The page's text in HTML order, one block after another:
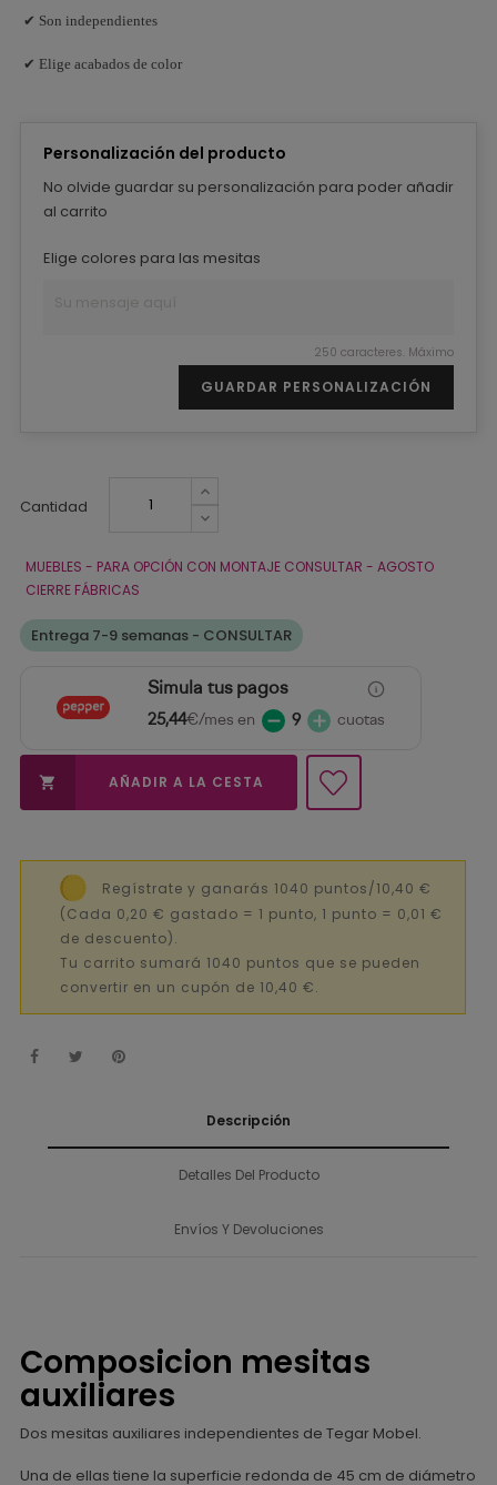
✔ Son independientes
✔ Elige acabados de color
Personalización del producto
No olvide guardar su personalización para poder añadir
al carrito
Elige colores para las mesitas
250 caracteres. Máximo
GUARDAR PERSONALIZACIÓN
Cantidad
MUEBLES - PARA OPCIÓN CON MONTAJE CONSULTAR - AGOSTO
CIERRE FÁBRICAS
Entrega 7-9 semanas - CONSULTAR
Simula tus pagos
25,44€/mes en 9 cuotas
 AÑADIR A LA CESTA
Regístrate y ganarás 1040 puntos/10,40 €
(Cada 0,20 € gastado = 1 punto, 1 punto = 0,01 €
de descuento).
Tu carrito sumará 1040 puntos que se pueden
convertir en un cupón de 10,40 €.
Descripción
Detalles Del Producto
Envíos Y Devoluciones
Composicion mesitas
auxiliares
Dos mesitas auxiliares independientes de Tegar Mobel.
Una de ellas tiene la superficie redonda de 45 cm de diámetro